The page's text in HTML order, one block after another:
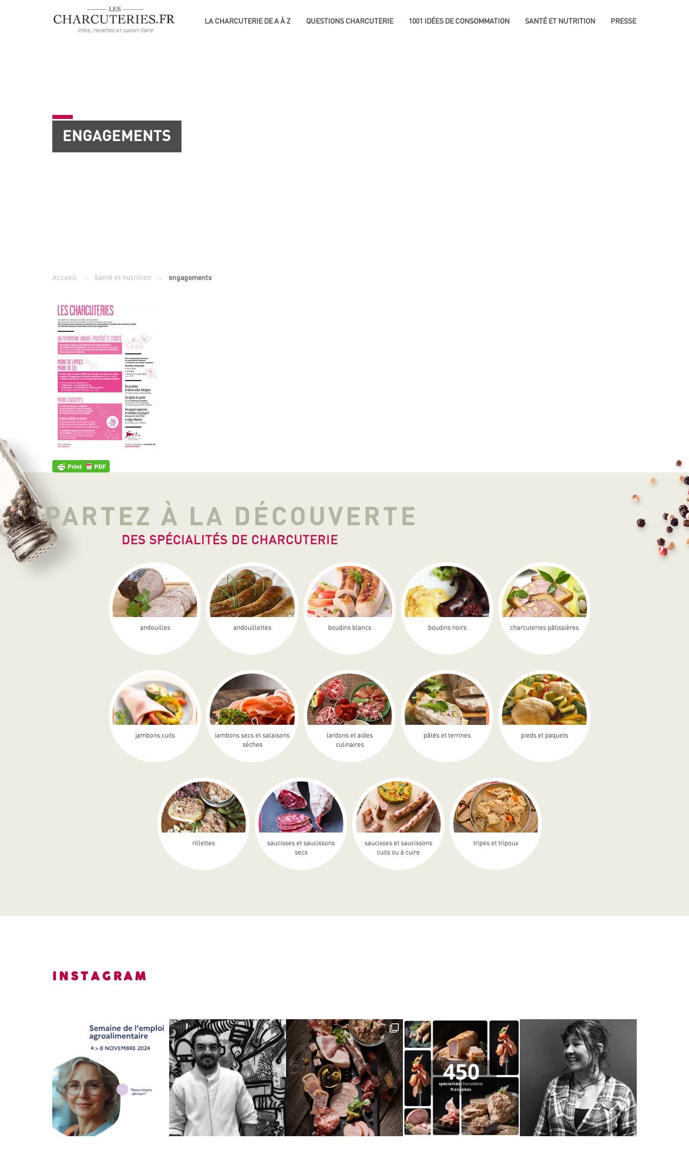
LA CHARCUTERIE DE A À Z QUESTIONS CHARCUTERIE 1001 IDÉES DE CONSOMMATION SANTÉ ET NUTRITION PRESSE
ENGAGEMENTS
Accueil → Santé et nutrition → engagements
PARTEZ À LA DÉCOUVERTE
DES SPÉCIALITÉS DE CHARCUTERIE
andouilles andouillettes boudins blancs boudins noirs charcuteries pâtissières
jambons cuits
jambons secs et salaisons
sèches
lardons et aides
culinaires
pâtés et terrines pieds et paquets
rillettes
saucisses et saucissons
secs
saucisses et saucissons
cuits ou à cuire
tripes et tripoux
INSTAGRAM